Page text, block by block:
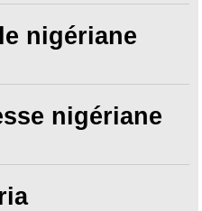
nigériane
nigériane